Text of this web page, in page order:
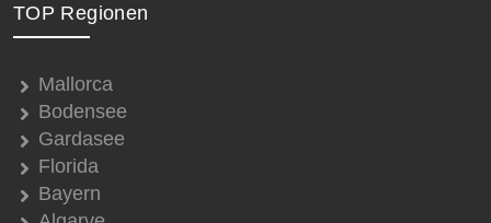
TOP Regionen
Mallorca
Bodensee
Gardasee
Florida
Bayern